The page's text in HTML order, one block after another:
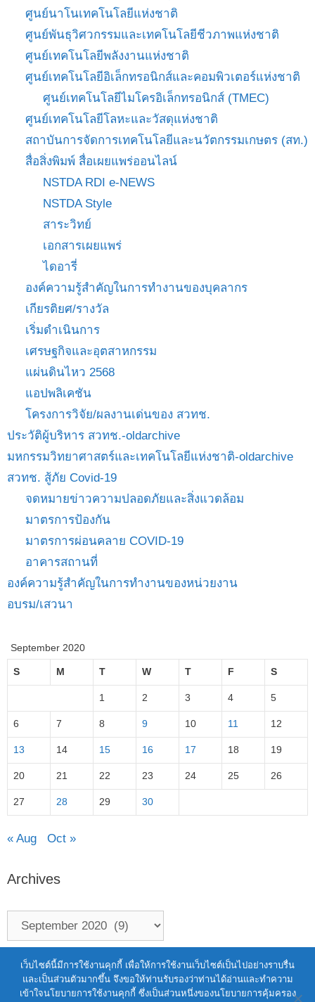
ศูนย์นาโนเทคโนโลยีแห่งชาติ
ศูนย์พันธุวิศวกรรมและเทคโนโลยีชีวภาพแห่งชาติ
ศูนย์เทคโนโลยีพลังงานแห่งชาติ
ศูนย์เทคโนโลยีอิเล็กทรอนิกส์และคอมพิวเตอร์แห่งชาติ
ศูนย์เทคโนโลยีไมโครอิเล็กทรอนิกส์ (TMEC)
ศูนย์เทคโนโลยีโลหะและวัสดุแห่งชาติ
สถาบันการจัดการเทคโนโลยีและนวัตกรรมเกษตร (สท.)
สื่อสิ่งพิมพ์ สื่อเผยแพร่ออนไลน์
NSTDA RDI e-NEWS
NSTDA Style
สาระวิทย์
เอกสารเผยแพร่
ไดอารี่
องค์ความรู้สำคัญในการทำงานของบุคลากร
เกียรติยศ/รางวัล
เริ่มดำเนินการ
เศรษฐกิจและอุตสาหกรรม
แผ่นดินไหว 2568
แอปพลิเคชัน
โครงการวิจัย/ผลงานเด่นของ สวทช.
ประวัติผู้บริหาร สวทช.-oldarchive
มหกรรมวิทยาศาสตร์และเทคโนโลยีแห่งชาติ-oldarchive
สวทช. สู้ภัย Covid-19
จดหมายข่าวความปลอดภัยและสิ่งแวดล้อม
มาตรการป้องกัน
มาตรการผ่อนคลาย COVID-19
อาคารสถานที่
องค์ความรู้สำคัญในการทำงานของหน่วยงาน
อบรม/เสวนา
September 2020
S M T W T F S
1 2 3 4 5
6 7 8 9 10 11 12
13 14 15 16 17 18 19
20 21 22 23 24 25 26
27 28 29 30
« Aug Oct »
Archives
Terms of Service|Personal Data Protection Policy
2021 สำนักงานพัฒนาวิทยาศาสตร์และ
เทคโนโลยีแห่งชาติ (สวทช.)
เว็บไซต์นี้มีการใช้งานคุกกี้ เพื่อให้การใช้งานเว็บไซต์เป็นไปอย่างราบรื่น
และเป็นส่วนตัวมากขึ้น จึงขอให้ท่านรับรองว่าท่านได้อ่านและทำความ
เข้าใจนโยบายการใช้งานคุกกี้ ซึ่งเป็นส่วนหนึ่งของนโยบายการคุ้มครอง